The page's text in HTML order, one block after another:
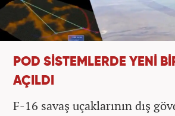
POD SİSTEMLERDE YENİ
AÇILDI
F-16 savaş uçaklarının dış